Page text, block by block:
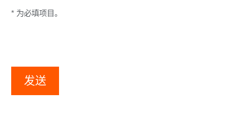
* 为必填项目。
发送